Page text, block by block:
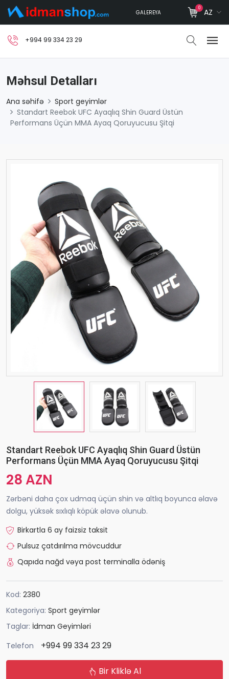
GALEREYA
0 AZ
+994 99 334 23 29
Məhsul Detalları
Ana səhifə
Sport geyimlər
Standart Reebok UFC Ayaqlıq Shin Guard Üstün
Performans Üçün MMA Ayaq Qoruyucusu Şitqi
Standart Reebok UFC Ayaqlıq Shin Guard Üstün
Performans Üçün MMA Ayaq Qoruyucusu Şitqi
28 AZN
Zərbəni daha çox udmaq üçün shin və altlıq boyunca əlavə
dolgu, yüksək sıxlıqlı köpük əlavə olunub.
Birkartla 6 ay faizsiz taksit
Pulsuz çatdırılma mövcuddur
Qapıda nağd vəya post terminalla ödəniş
Kod: 2380
Kategoriya: Sport geyimlər
Taglar: İdman Geyimləri
Telefon
+994 99 334 23 29
Bir Kliklə Al